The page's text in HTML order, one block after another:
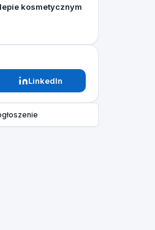
kosmetycznym
LinkedIn